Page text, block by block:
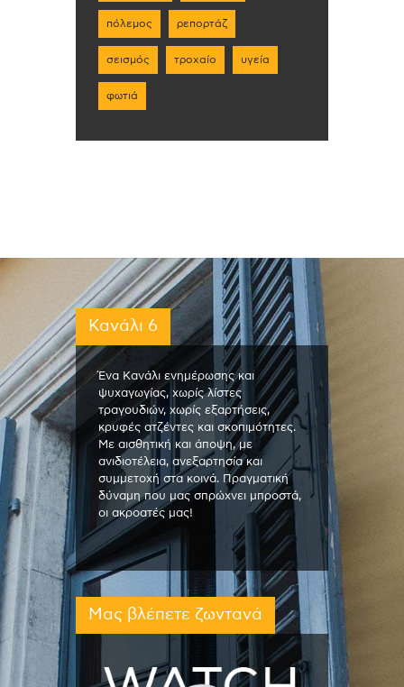
πόλεμος ρεπορτάζ
σεισμός τροχαίο υγεία
φωτιά
Κανάλι 6
Ένα Κανάλι ενημέρωσης και
ψυχαγωγίας, χωρίς λίστες
τραγουδιών, χωρίς εξαρτήσεις,
κρυφές ατζέντες και σκοπιμότητες.
Με αισθητική και άποψη, με
ανιδιοτέλεια, ανεξαρτησία και
συμμετοχή στα κοινά. Πραγματική
δύναμη που μας σπρώχνει μπροστά,
οι ακροατές μας!
Μας βλέπετε ζωντανά